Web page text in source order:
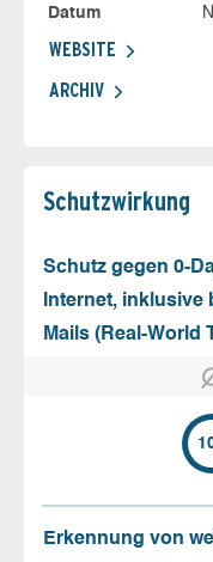
Datum
WEBSITE
ARCHIV
Schutz­wirkung
Schutz gegen 0-
Internet, inklusive
Mails (Real-World
Erkennung von